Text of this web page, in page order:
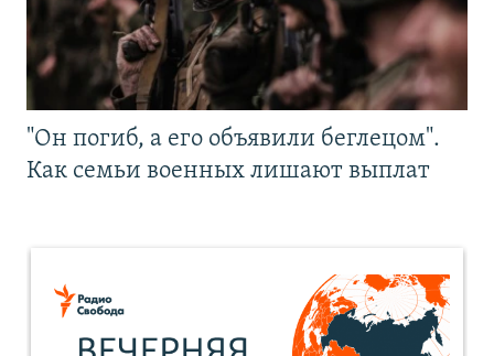
"Он погиб, а его объявили беглецом".
Как семьи военных лишают выплат